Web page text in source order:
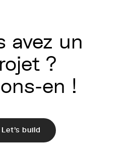
avez un
?
en !
Let's build